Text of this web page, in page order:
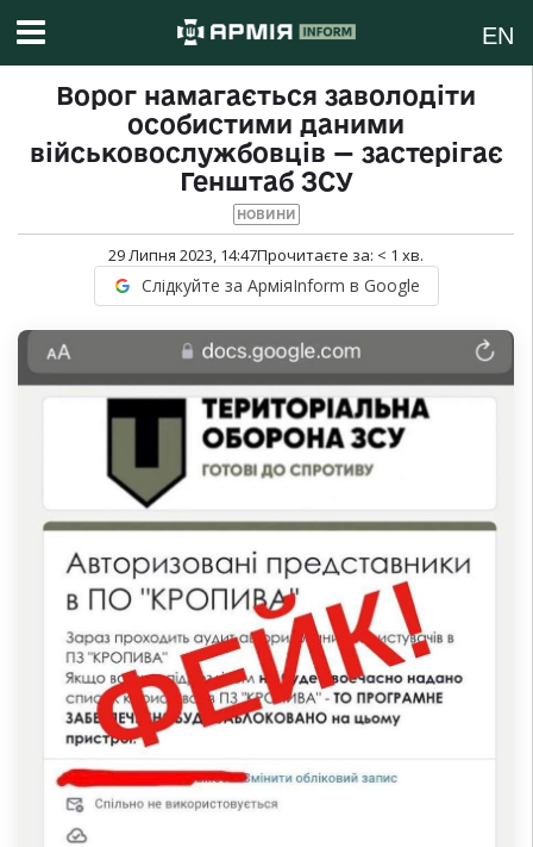
EN
Ворог намагається заволодіти
особистими даними
військовослужбовців — застерігає
Генштаб ЗСУ
НОВИНИ
29 Липня 2023, 14:47Прочитаєте за: < 1 хв.
Слідкуйте за АрміяInform в Google